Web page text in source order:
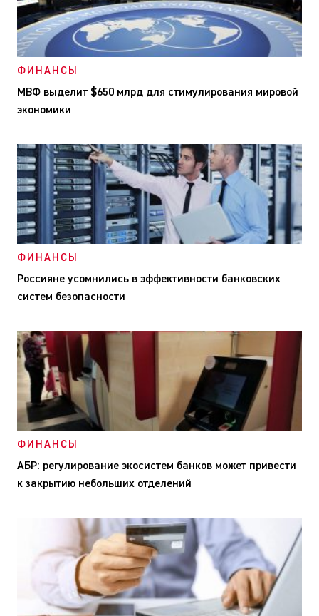
ФИНАНСЫ
МВФ выделит $650 млрд для стимулирования мировой
экономики
ФИНАНСЫ
Россияне усомнились в эффективности банковских
систем безопасности
ФИНАНСЫ
АБР: регулирование экосистем банков может привести
к закрытию небольших отделений